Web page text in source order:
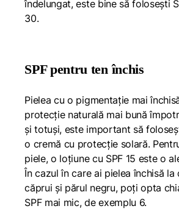
îndelungat, este bine să folosești
30.
SPF pentru ten închis
Pielea cu o pigmentație mai
protecție naturală mai bună
și totuși, este important să
o cremă cu protecție solară.
piele, o loțiune cu SPF 15 este o
În cazul în care ai pielea închisă la
căprui și părul negru, poți opta
SPF mai mic, de exemplu 6.